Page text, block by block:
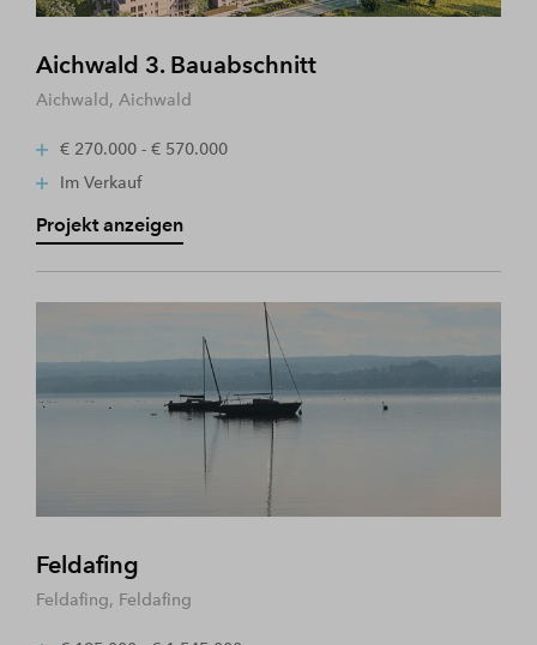
Aichwald 3. Bauabschnitt
Aichwald, Aichwald
€ 270.000 - € 570.000
Im Verkauf
Projekt anzeigen
Feldafing
Feldafing, Feldafing